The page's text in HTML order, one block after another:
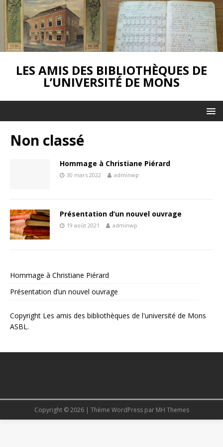
LES AMIS DES BIBLIOTHÈQUES DE
L’UNIVERSITÉ DE MONS
Non classé
Hommage à Christiane Piérard
30 mars 2022 adminwp
Présentation d’un nouvel ouvrage
19 août 2021 adminwp
Hommage à Christiane Piérard
Présentation d’un nouvel ouvrage
Copyright Les amis des bibliothèques de l'université de Mons
ASBL.
Copyright © 2026 | Thème WordPress par MH Themes